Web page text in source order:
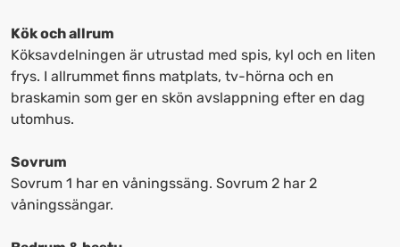
kortkommandon
för
att
ändra
datum
för
att
ändra
Kök och allrum
Köksavdelningen är utrustad med spis, kyl och en liten
frys. I allrummet finns matplats, tv-hörna och en
braskamin som ger en skön avslappning efter en dag
utomhus.
Sovrum
Sovrum 1 har en våningssäng. Sovrum 2 har 2
våningssängar.